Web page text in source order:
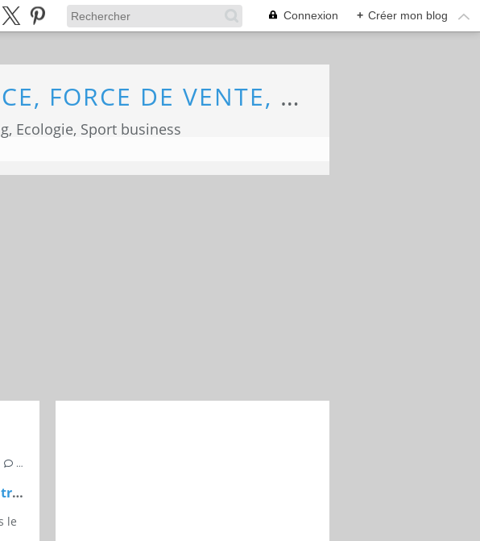
Connexion + Créer mon blog
ECONOMIE, MARKETING, COMMERCE, FORCE DE VENTE, ECOLOGIE
Ecologie, Sport business
…
L’implantation de Décathlon à travers le monde
le